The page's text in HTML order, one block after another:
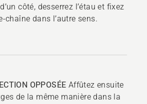
côté, desserrez l’étau et fixez
chaîne dans l’autre sens.
OPPOSÉE Affûtez ensuite
de la même manière dans la